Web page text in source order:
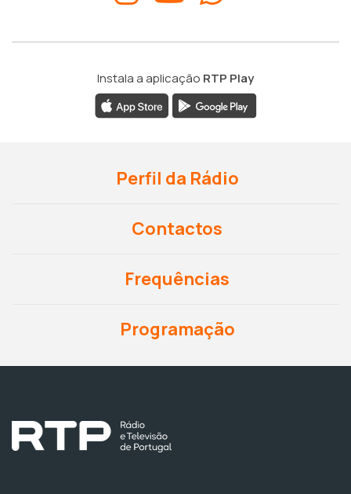
Instala a aplicação RTP Play
Perfil da Rádio
Contactos
Frequências
Programação